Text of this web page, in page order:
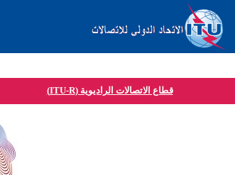
قطاع الاتصالات الراديوية (ITU-R)